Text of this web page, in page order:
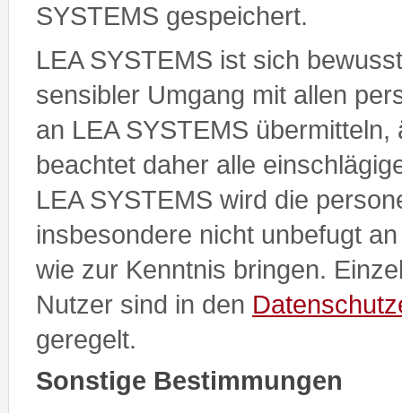
SYSTEMS gespeichert.
LEA SYSTEMS ist sich
sensibler Umgang mit allen
an LEA SYSTEMS
beachtet daher alle
LEA SYSTEMS wird die
insbesondere nicht unbefugt
wie zur Kenntnis bringen.
Nutzer sind in den
geregelt.
Sonstige Bestimmungen